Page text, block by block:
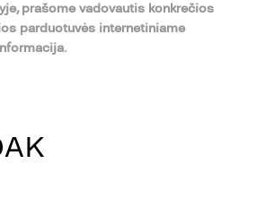
prašome vadovautis konkrečios
parduotuvės internetiniame